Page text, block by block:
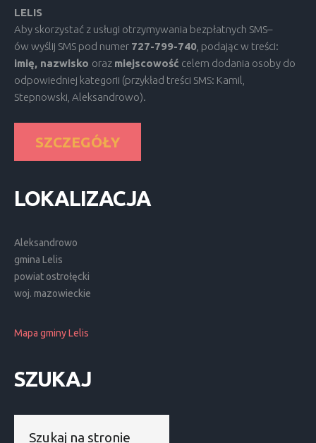
LELIS
Aby skorzystać z usługi otrzymywania bezpłatnych SMS–
ów wyślij SMS pod numer 727-799-740 , podając w treści:
imię, nazwisko oraz miejscowość celem dodania osoby do
odpowiedniej kategorii (przykład treści SMS: Kamil,
Stepnowski, Aleksandrowo).
SZCZEGÓŁY
LOKALIZACJA
Aleksandrowo
gmina Lelis
powiat ostrołęcki
woj. mazowieckie
Mapa gminy Lelis
SZUKAJ